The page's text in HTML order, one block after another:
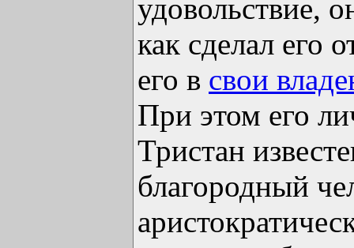
удовольствие,
как сделал его
его в свои
При этом его
Тристан
благородный